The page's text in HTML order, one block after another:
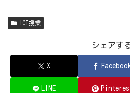
ICT授業
シェアする
X
LINE